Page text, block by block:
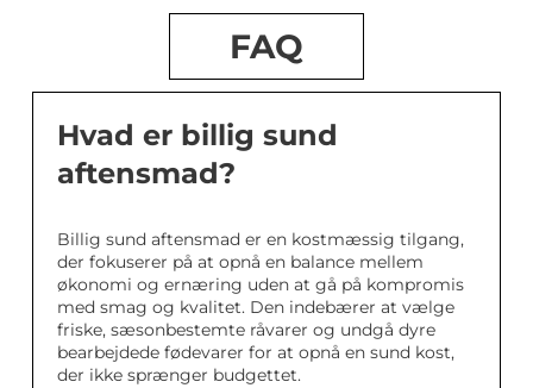
FAQ
Hvad er billig sund
aftensmad?
Billig sund aftensmad er en kostmæssig tilgang,
der fokuserer på at opnå en balance mellem
økonomi og ernæring uden at gå på kompromis
med smag og kvalitet. Den indebærer at vælge
friske, sæsonbestemte råvarer og undgå dyre
bearbejdede fødevarer for at opnå en sund kost,
der ikke sprænger budgettet.